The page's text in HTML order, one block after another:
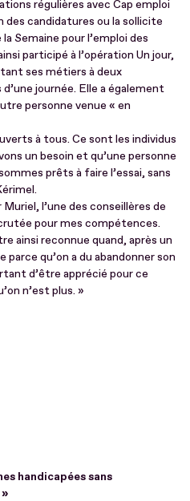
régulières avec Cap emploi
des candidatures ou la sollicite
Semaine pour l’emploi des
participé à l’opération Un jour,
ses métiers à deux
journée. Elle a également
personne venue « en
à tous. Ce sont les individus
un besoin et qu’une personne
prêts à faire l’essai, sans
l’une des conseillères de
pour mes compétences.
ainsi reconnue quand, après un
qu’on a du abandonner son
d’être apprécié pour ce
n’est plus. »
handicapées sans